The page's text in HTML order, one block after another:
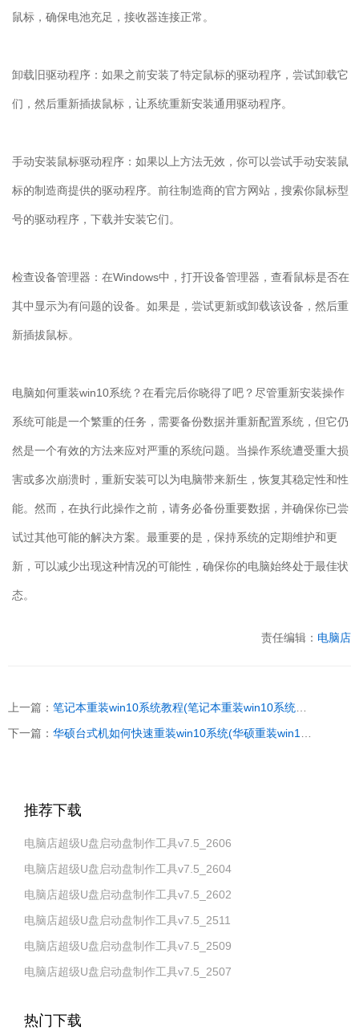
鼠标，确保电池充足，接收器连接正常。
卸载旧驱动程序：如果之前安装了特定鼠标的驱动程序，尝试卸载它
们，然后重新插拔鼠标，让系统重新安装通用驱动程序。
手动安装鼠标驱动程序：如果以上方法无效，你可以尝试手动安装鼠
标的制造商提供的驱动程序。前往制造商的官方网站，搜索你鼠标型
号的驱动程序，下载并安装它们。
检查设备管理器：在Windows中，打开设备管理器，查看鼠标是否在
其中显示为有问题的设备。如果是，尝试更新或卸载该设备，然后重
新插拔鼠标。
电脑如何重装win10系统？在看完后你晓得了吧？尽管重新安装操作
系统可能是一个繁重的任务，需要备份数据并重新配置系统，但它仍
然是一个有效的方法来应对严重的系统问题。当操作系统遭受重大损
害或多次崩溃时，重新安装可以为电脑带来新生，恢复其稳定性和性
能。然而，在执行此操作之前，请务必备份重要数据，并确保你已尝
试过其他可能的解决方案。最重要的是，保持系统的定期维护和更
新，可以减少出现这种情况的可能性，确保你的电脑始终处于最佳状
态。
责任编辑： 电脑店
上一篇： 笔记本重装win10系统教程(笔记本重装win10系统步骤)
下一篇： 华硕台式机如何快速重装win10系统(华硕重装win10系统怎么弄)
推荐下载
电脑店超级U盘启动盘制作工具v7.5_2606
电脑店超级U盘启动盘制作工具v7.5_2604
电脑店超级U盘启动盘制作工具v7.5_2602
电脑店超级U盘启动盘制作工具v7.5_2511
电脑店超级U盘启动盘制作工具v7.5_2509
电脑店超级U盘启动盘制作工具v7.5_2507
热门下载